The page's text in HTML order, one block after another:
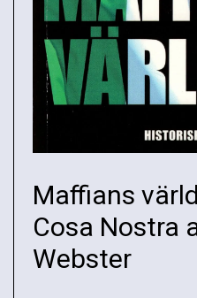
Maffians
Cosa Nostra
Webster